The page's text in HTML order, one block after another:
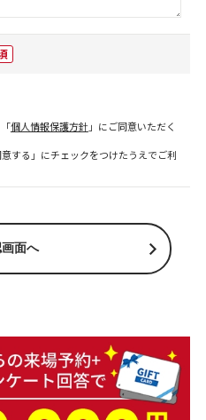
個人情報保護方針」にご同意いただく
する」にチェックをつけたうえでご利